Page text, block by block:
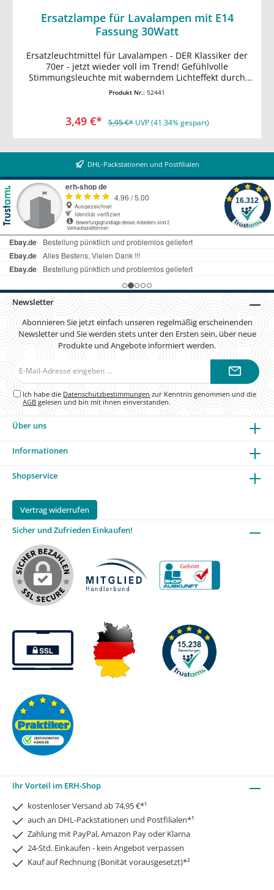
Ersatzlampe für Lavalampen mit E14
Fassung 30Watt
Ersatzleuchtmittel für Lavalampen - DER Klassiker der
70er - jetzt wieder voll im Trend! Gefühlvolle
Stimmungsleuchte mit waberndem Lichteffekt durch
Wärmezirkulation zum günstigen Preis. •
1000h • HxØ 7 x 4,5cm • für den Innenbereich,
Produkt Nr.: 52441
3,49 €* 5,95 €* UVP (41.34% gespart)
In den Warenkorb
DHL-Packstationen und Postfilialen
Newsletter
Abonnieren Sie jetzt einfach unseren regelmäßig erscheinenden
Newsletter und Sie werden stets unter den Ersten sein, über neue
Produkte und Angebote informiert werden.
Ich habe die Datenschutzbestimmungen zur Kenntnis genommen und die
AGB gelesen und bin mit ihnen einverstanden.
Über uns
Informationen
Shopservice
Vertrag widerrufen
Sicher und Zufrieden Einkaufen!
Ihr Vorteil im ERH-Shop
kostenloser Versand ab 74,95 €*¹
auch an DHL-Packstationen und Postfilialen*¹
Zahlung mit PayPal, Amazon Pay oder Klarna
24-Std. Einkaufen - kein Angebot verpassen
Kauf auf Rechnung (Bonität vorausgesetzt)*²